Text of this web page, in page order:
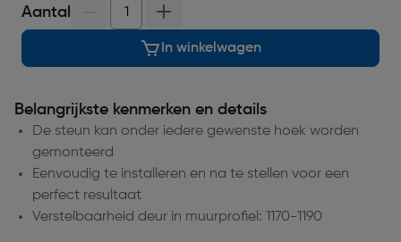
Aantal
In winkelwagen
Belangrijkste kenmerken en details
De steun kan onder iedere gewenste hoek worden
gemonteerd
Eenvoudig te installeren en na te stellen voor een
perfect resultaat
Verstelbaarheid deur in muurprofiel: 1170-1190